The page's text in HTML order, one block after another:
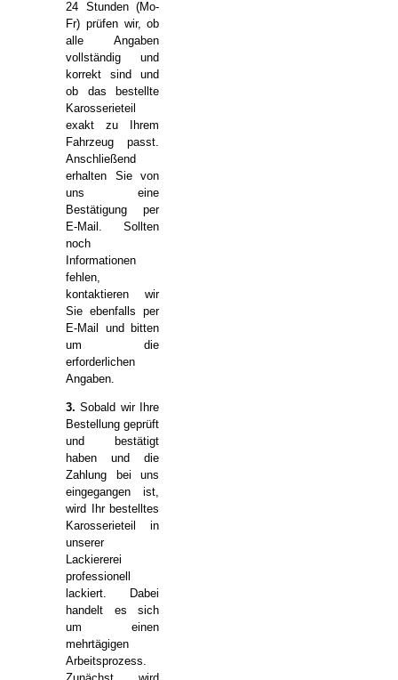
24 Stunden (Mo-
Fr) prüfen wir, ob
alle Angaben
vollständig und
korrekt sind und
ob das bestellte
Karosserieteil
exakt zu Ihrem
Fahrzeug passt.
Anschließend
erhalten Sie von
uns eine
Bestätigung per
E-Mail. Sollten
noch
Informationen
fehlen,
kontaktieren wir
Sie ebenfalls per
E-Mail und bitten
um die
erforderlichen
Angaben.
3. Sobald wir Ihre
Bestellung geprüft
und bestätigt
haben und die
Zahlung bei uns
eingegangen ist,
wird Ihr bestelltes
Karosserieteil in
unserer
Lackiererei
professionell
lackiert. Dabei
handelt es sich
um einen
mehrtägigen
Arbeitsprozess.